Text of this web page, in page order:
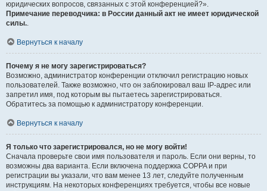
юридических вопросов, связанных с этой конференцией?».
Примечание переводчика: в России данный акт не имеет юридической
силы..
Вернуться к началу
Почему я не могу зарегистрироваться?
Возможно, администратор конференции отключил регистрацию новых
пользователей. Также возможно, что он заблокировал ваш IP-адрес или
запретил имя, под которым вы пытаетесь зарегистрироваться.
Обратитесь за помощью к администратору конференции.
Вернуться к началу
Я только что зарегистрировался, но не могу войти!
Сначала проверьте свои имя пользователя и пароль. Если они верны, то
возможны два варианта. Если включена поддержка COPPA и при
регистрации вы указали, что вам менее 13 лет, следуйте полученным
инструкциям. На некоторых конференциях требуется, чтобы все новые